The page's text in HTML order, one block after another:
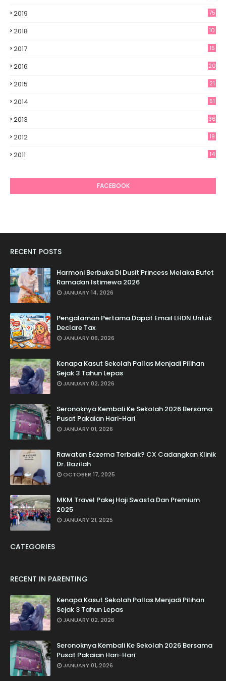
2019 75
2018 10
2017 15
2016 20
2015 21
2014 51
2013 36
2012
19
2011
14
FACEBOOK
RECENT POSTS
Harmoni Berbuka Di Dusit Princess Melaka Bufet
Ramadan Istimewa 2026
JANUARY 14, 2026
Pengalaman Pertama Dapat Email LHDN Untuk
Declare Tax
JANUARY 06, 2026
Kenapa Kasut Sekolah Pallas Menjadi Pilihan
Sejak 3 Tahun Lepas
JANUARY 02, 2026
Seronoknya Kembali Ke Sekolah 2026 Bersama
Pusat Pakaian Hari-Hari
JANUARY 01, 2026
Rawatan Eczema Terbaik? CX Cadangkan Klinik
Dr. Bazilah
OCTOBER 17, 2025
MKM Travel Pakej Haji Swasta Dan Premium
2025
JANUARY 21, 2025
CATEGORIES
RECENT IN PARENTING
Kenapa Kasut Sekolah Pallas Menjadi Pilihan
Sejak 3 Tahun Lepas
JANUARY 02, 2026
Seronoknya Kembali Ke Sekolah 2026 Bersama
Pusat Pakaian Hari-Hari
JANUARY 01, 2026